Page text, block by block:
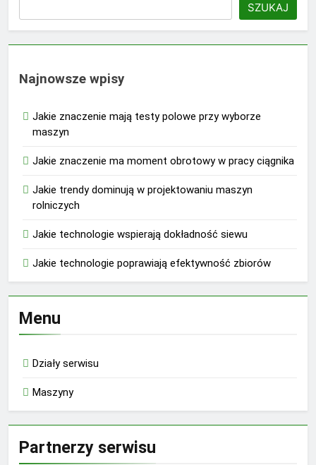
SZUKAJ
Najnowsze wpisy
Jakie znaczenie mają testy polowe przy wyborze
maszyn
Jakie znaczenie ma moment obrotowy w pracy ciągnika
Jakie trendy dominują w projektowaniu maszyn
rolniczych
Jakie technologie wspierają dokładność siewu
Jakie technologie poprawiają efektywność zbiorów
Menu
Działy serwisu
Maszyny
Partnerzy serwisu